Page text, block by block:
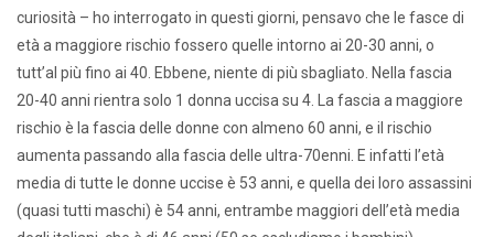
curiosità – ho interrogato in questi giorni, pensavo che le fasce di
età a maggiore rischio fossero quelle intorno ai 20-30 anni, o
tutt’al più fino ai 40. Ebbene, niente di più sbagliato. Nella fascia
20-40 anni rientra solo 1 donna uccisa su 4. La fascia a maggiore
rischio è la fascia delle donne con almeno 60 anni, e il rischio
aumenta passando alla fascia delle ultra-70enni. E infatti l’età
media di tutte le donne uccise è 53 anni, e quella dei loro assassini
(quasi tutti maschi) è 54 anni, entrambe maggiori dell’età media